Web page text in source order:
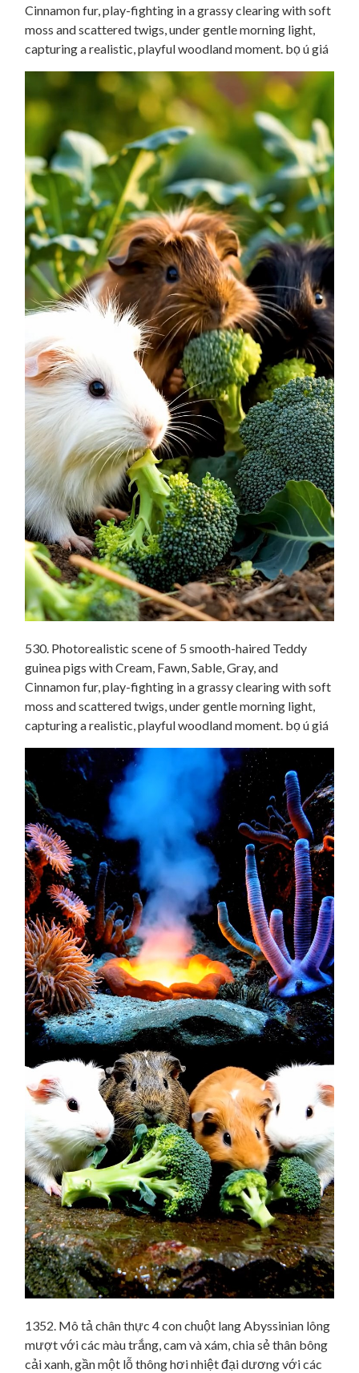
Cinnamon fur, play-fighting in a grassy clearing with soft
moss and scattered twigs, under gentle morning light,
capturing a realistic, playful woodland moment. bọ ú giá
530. Photorealistic scene of 5 smooth-haired Teddy
guinea pigs with Cream, Fawn, Sable, Gray, and
Cinnamon fur, play-fighting in a grassy clearing with soft
moss and scattered twigs, under gentle morning light,
capturing a realistic, playful woodland moment. bọ ú giá
1352. Mô tả chân thực 4 con chuột lang Abyssinian lông
mượt với các màu trắng, cam và xám, chia sẻ thân bông
cải xanh, gần một lỗ thông hơi nhiệt đại dương với các